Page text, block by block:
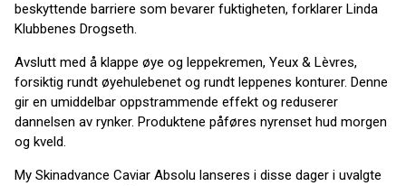
beskyttende barriere som bevarer fuktigheten, forklarer Linda
Klubbenes Drogseth.
Avslutt med å klappe øye og leppekremen, Yeux & Lèvres,
forsiktig rundt øyehulebenet og rundt leppenes konturer. Denne
gir en umiddelbar oppstrammende effekt og reduserer
dannelsen av rynker. Produktene påføres nyrenset hud morgen
og kveld.
My Skinadvance Caviar Absolu lanseres i disse dager i uvalgte